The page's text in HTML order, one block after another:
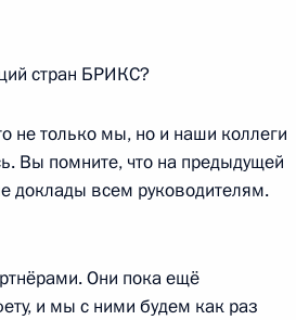
Боковой
стран БРИКС?
не только мы, но и наши коллеги
Вы помните, что на предыдущей
доклады всем руководителям.
Они пока ещё
и мы с ними будем как раз